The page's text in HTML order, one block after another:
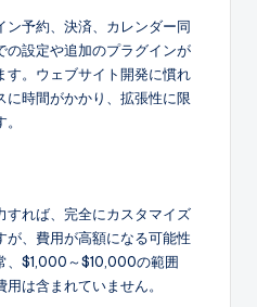
ン予約、決済、カレンダー同
の設定や追加のプラグインが
す。ウェブサイト開発に慣れ
に時間がかかり、拡張性に限
すれば、完全にカスタマイズ
が、費用が高額になる可能性
、$1,000～$10,000の範囲
は含まれていません。